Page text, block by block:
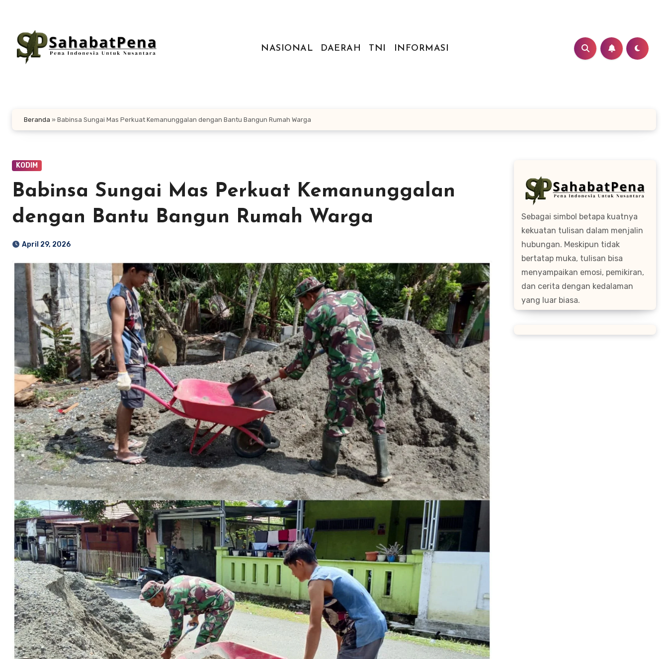
konten
NASIONAL
DAERAH TNI INFORMASI
Beranda » Babinsa Sungai Mas Perkuat Kemanunggalan dengan Bantu Bangun Rumah Warga
KODIM
Babinsa Sungai Mas Perkuat Kemanunggalan
dengan Bantu Bangun Rumah Warga
April 29, 2026
Sebagai simbol betapa kuatnya
kekuatan tulisan dalam menjalin
hubungan. Meskipun tidak
bertatap muka, tulisan bisa
menyampaikan emosi, pemikiran,
dan cerita dengan kedalaman
yang luar biasa.